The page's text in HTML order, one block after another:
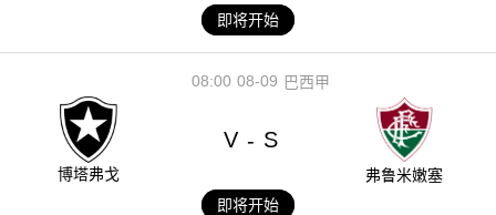
即将开始
08-09
08:00 巴西甲
博塔弗戈
V - S
弗鲁米嫩塞
即将开始